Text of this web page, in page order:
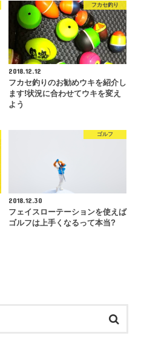
フカセ釣り
2018.12.12
フカセ釣りのお勧めウキを紹介し
ます!状況に合わせてウキを変え
よう
ゴルフ
2018.12.30
フェイスローテーションを使えば
ゴルフは上手くなるって本当?